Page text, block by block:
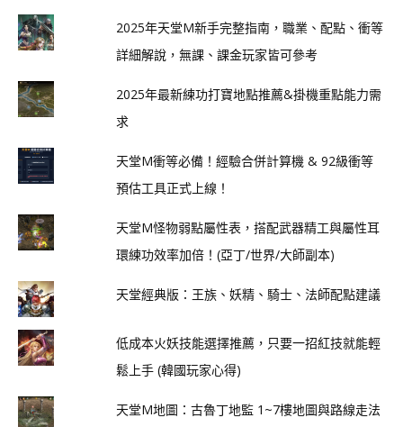
2025年天堂M新手完整指南，職業、配點、衝等
詳細解說，無課、課金玩家皆可參考
2025年最新練功打寶地點推薦&掛機重點能力需
求
天堂M衝等必備！經驗合併計算機 & 92級衝等
預估工具正式上線！
天堂M怪物弱點屬性表，搭配武器精工與屬性耳
環練功效率加倍！(亞丁/世界/大師副本)
天堂經典版：王族、妖精、騎士、法師配點建議
低成本火妖技能選擇推薦，只要一招紅技就能輕
鬆上手 (韓國玩家心得)
天堂M地圖：古魯丁地監 1~7樓地圖與路線走法